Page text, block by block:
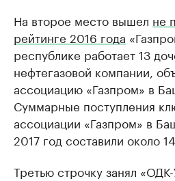
На второе место вышел не
рейтинге 2016 года
республике работает 13
нефтегазовой компании,
ассоциацию «Газпром» в
Суммарные поступления
ассоциации «Газпром» в
2017 год составили около
Третью строчку занял